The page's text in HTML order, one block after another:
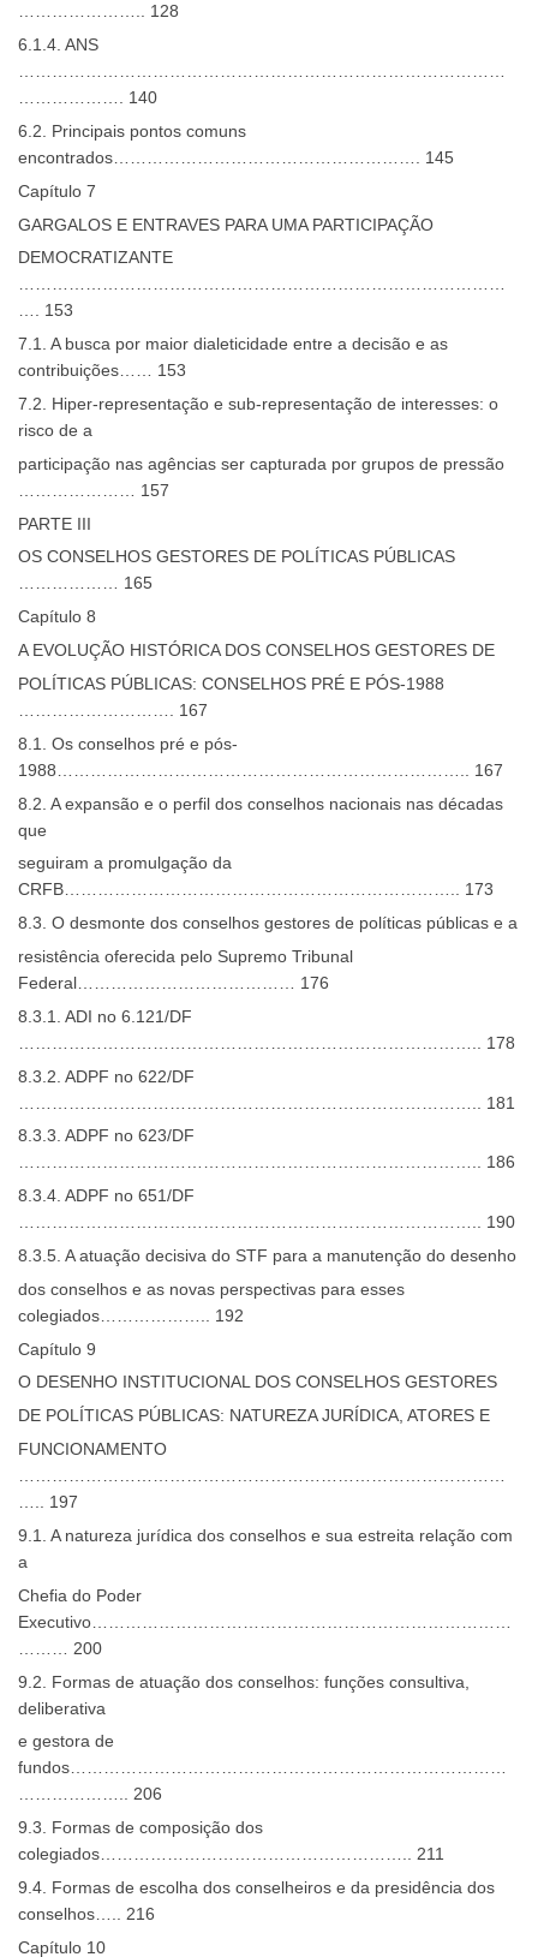
………………….. 128
6.1.4. ANS
………………. 140
6.2. Principais pontos comuns
encontrados………………………………………………. 145
Capítulo 7
GARGALOS E ENTRAVES PARA UMA PARTICIPAÇÃO
DEMOCRATIZANTE
……………………………………………………………………………
…. 153
7.1. A busca por maior dialeticidade entre a decisão e as
contribuições…… 153
7.2. Hiper-representação e sub-representação de interesses: o
risco de a
participação nas agências ser capturada por grupos de pressão
………………… 157
PARTE III
OS CONSELHOS GESTORES DE POLÍTICAS PÚBLICAS
……………… 165
Capítulo 8
A EVOLUÇÃO HISTÓRICA DOS CONSELHOS GESTORES DE
POLÍTICAS PÚBLICAS: CONSELHOS PRÉ E PÓS-1988
………………………. 167
8.1. Os conselhos pré e pós-
1988……………………………………………………………….. 167
8.2. A expansão e o perfil dos conselhos nacionais nas décadas
que
seguiram a promulgação da
CRFB…………………………………………………………….. 173
8.3. O desmonte dos conselhos gestores de políticas públicas e a
resistência oferecida pelo Supremo Tribunal
Federal………………………………… 176
8.3.1. ADI no 6.121/DF
……………………………………………………………………….. 178
8.3.2. ADPF no 622/DF
……………………………………………………………………….. 181
8.3.3. ADPF no 623/DF
……………………………………………………………………….. 186
8.3.4. ADPF no 651/DF
……………………………………………………………………….. 190
8.3.5. A atuação decisiva do STF para a manutenção do desenho
dos conselhos e as novas perspectivas para esses
colegiados……………….. 192
Capítulo 9
O DESENHO INSTITUCIONAL DOS CONSELHOS GESTORES
DE POLÍTICAS PÚBLICAS: NATUREZA JURÍDICA, ATORES E
FUNCIONAMENTO
….. 197
9.1. A natureza jurídica dos conselhos e sua estreita relação com
a
Chefia do Poder
Executivo…………………………………………………………………
……… 200
9.2. Formas de atuação dos conselhos: funções consultiva,
deliberativa
e gestora de
fundos……………………………………………………………………
……………….. 206
9.3. Formas de composição dos
colegiados……………………………………………….. 211
9.4. Formas de escolha dos conselheiros e da presidência dos
conselhos….. 216
Capítulo 10